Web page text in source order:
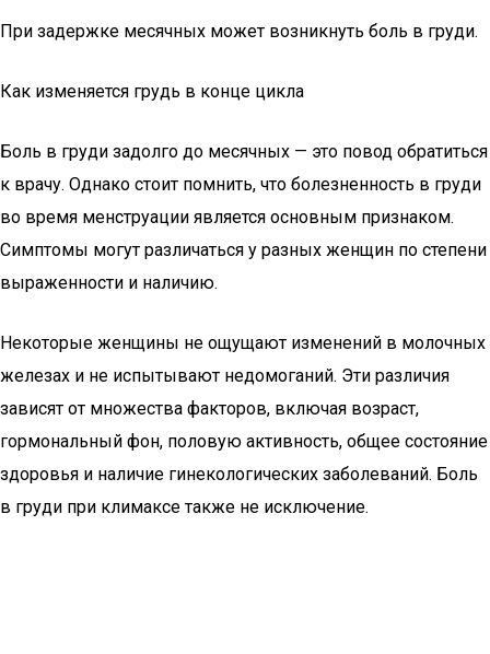
При задержке месячных может возникнуть боль в груди.
Как изменяется грудь в конце цикла
Боль в груди задолго до месячных — это повод обратиться
к врачу. Однако стоит помнить, что болезненность в груди
во время менструации является основным признаком.
Симптомы могут различаться у разных женщин по степени
выраженности и наличию.
Некоторые женщины не ощущают изменений в молочных
железах и не испытывают недомоганий. Эти различия
зависят от множества факторов, включая возраст,
гормональный фон, половую активность, общее состояние
здоровья и наличие гинекологических заболеваний. Боль
в груди при климаксе также не исключение.